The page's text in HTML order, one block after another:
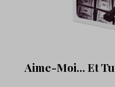
Aime-Moi… Et